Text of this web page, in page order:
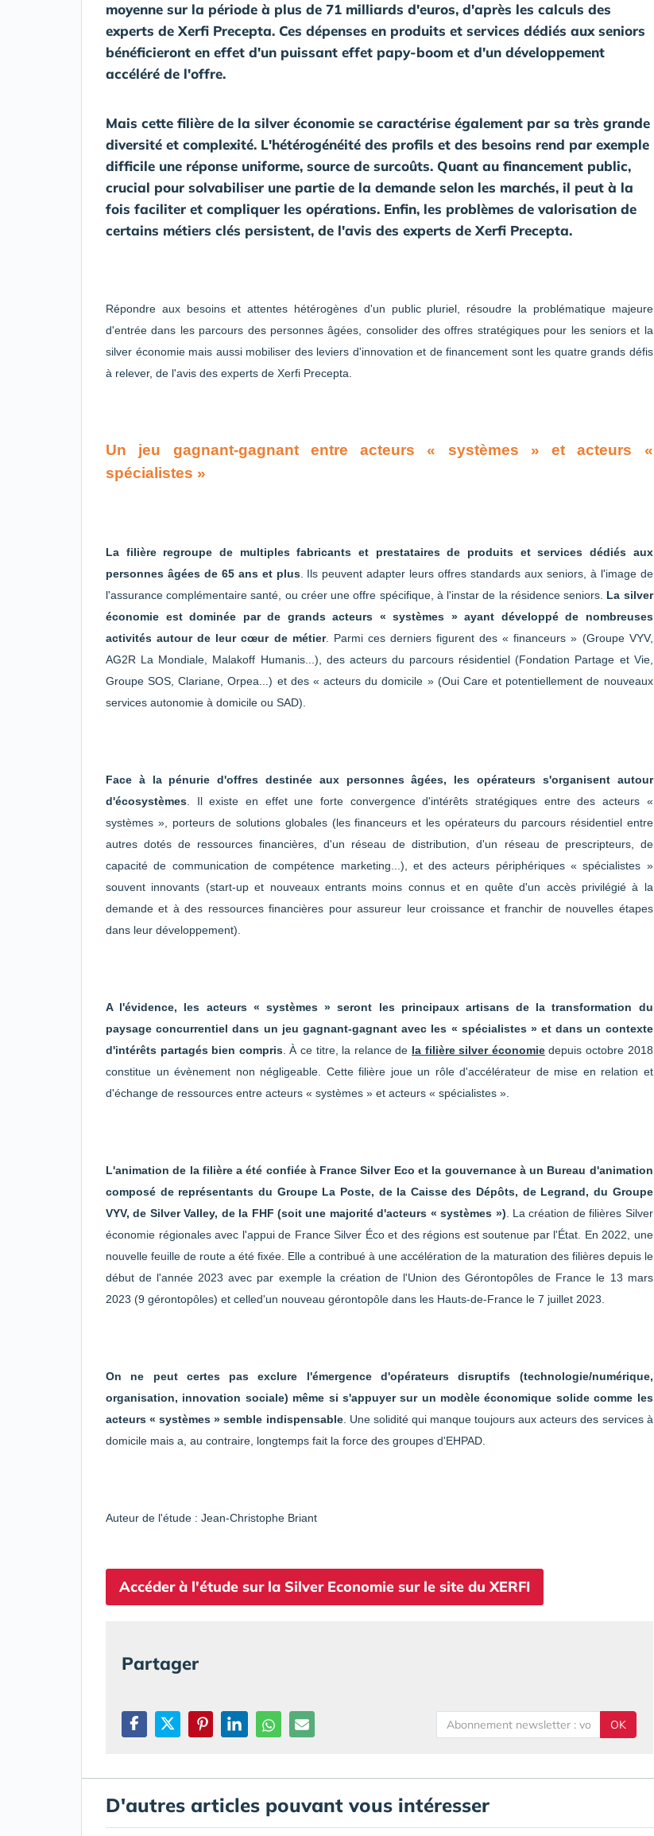
moyenne sur la période à plus de 71 milliards d'euros, d'après les calculs des
experts de Xerfi Precepta. Ces dépenses en produits et services dédiés aux seniors
bénéficieront en effet d'un puissant effet papy-boom et d'un développement
accéléré de l'offre.
Mais cette filière de la silver économie se caractérise également par sa très grande
diversité et complexité. L'hétérogénéité des profils et des besoins rend par exemple
difficile une réponse uniforme, source de surcoûts. Quant au financement public,
crucial pour solvabiliser une partie de la demande selon les marchés, il peut à la
fois faciliter et compliquer les opérations. Enfin, les problèmes de valorisation de
certains métiers clés persistent, de l'avis des experts de Xerfi Precepta.
Répondre aux besoins et attentes hétérogènes d'un public pluriel, résoudre la problématique majeure
d'entrée dans les parcours des personnes âgées, consolider des offres stratégiques pour les seniors et la
silver économie mais aussi mobiliser des leviers d'innovation et de financement sont les quatre grands défis
à relever, de l'avis des experts de Xerfi Precepta.
Un jeu gagnant-gagnant entre acteurs « systèmes » et acteurs «
spécialistes »
La filière regroupe de multiples fabricants et prestataires de produits et services dédiés aux
personnes âgées de 65 ans et plus. Ils peuvent adapter leurs offres standards aux seniors, à l'image de
l'assurance complémentaire santé, ou créer une offre spécifique, à l'instar de la résidence seniors. La silver
économie est dominée par de grands acteurs « systèmes » ayant développé de nombreuses
activités autour de leur cœur de métier. Parmi ces derniers figurent des « financeurs » (Groupe VYV,
AG2R La Mondiale, Malakoff Humanis...), des acteurs du parcours résidentiel (Fondation Partage et Vie,
Groupe SOS, Clariane, Orpea...) et des « acteurs du domicile » (Oui Care et potentiellement de nouveaux
services autonomie à domicile ou SAD).
Face à la pénurie d'offres destinée aux personnes âgées, les opérateurs s'organisent autour
d'écosystèmes . Il existe en effet une forte convergence d'intérêts stratégiques entre des acteurs «
systèmes », porteurs de solutions globales (les financeurs et les opérateurs du parcours résidentiel entre
autres dotés de ressources financières, d'un réseau de distribution, d'un réseau de prescripteurs, de
capacité de communication de compétence marketing...), et des acteurs périphériques « spécialistes »
souvent innovants (start-up et nouveaux entrants moins connus et en quête d'un accès privilégié à la
demande et à des ressources financières pour assureur leur croissance et franchir de nouvelles étapes
dans leur développement).
A l'évidence, les acteurs « systèmes » seront les principaux artisans de la transformation du
paysage concurrentiel dans un jeu gagnant-gagnant avec les « spécialistes » et dans un contexte
d'intérêts partagés bien compris. À ce titre, la relance de la filière silver économiedepuis octobre 2018
constitue un évènement non négligeable. Cette filière joue un rôle d'accélérateur de mise en relation et
d'échange de ressources entre acteurs « systèmes » et acteurs « spécialistes ».
L'animation de la filière a été confiée à France Silver Eco et la gouvernance à un Bureau d'animation
composé de représentants du Groupe La Poste, de la Caisse des Dépôts, de Legrand, du Groupe
VYV, de Silver Valley, de la FHF (soit une majorité d'acteurs « systèmes ») . La création de filières Silver
économie régionales avec l'appui de France Silver Éco et des régions est soutenue par l'État. En 2022, une
nouvelle feuille de route a été fixée. Elle a contribué à une accélération de la maturation des filières depuis le
début de l'année 2023 avec par exemple la création de l'Union des Gérontopôles de France le 13 mars
2023 (9 gérontopôles) et celled'un nouveau gérontopôle dans les Hauts-de-France le 7 juillet 2023.
On ne peut certes pas exclure l'émergence d'opérateurs disruptifs (technologie/numérique,
organisation, innovation sociale) même si s'appuyer sur un modèle économique solide comme les
acteurs « systèmes » semble indispensable. Une solidité qui manque toujours aux acteurs des services à
domicile mais a, au contraire, longtemps fait la force des groupes d'EHPAD.
Auteur de l'étude : Jean-Christophe Briant
Accéder à l'étude sur la Silver Economie sur le site du XERFI
Partager
OK
D'autres articles pouvant vous intéresser